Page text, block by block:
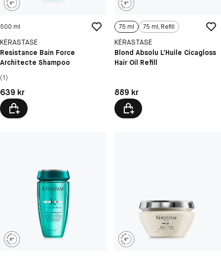
500 ml
KÉRASTASE
Resistance Bain Force
Architecte Shampoo
(1)
Pris: 639 kr
639 kr
75 ml 75 ml, Refill
KÉRASTASE
Blond Absolu L'Huile Cicagloss
Hair Oil Refill
Pris: 889 kr
889 kr